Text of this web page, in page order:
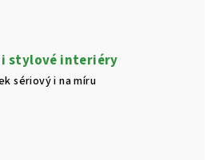
i stylové interiéry
sériový i na míru